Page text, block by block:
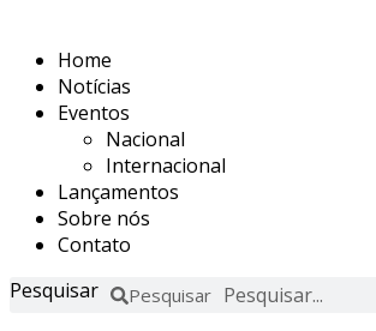
Home
Notícias
Eventos
Nacional
Internacional
Lançamentos
Sobre nós
Contato
Pesquisar
Pesquisar